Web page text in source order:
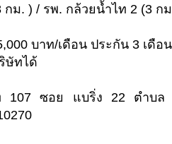
กม. ) / รพ. กล้วยน้ำไท 2 (3
บาท/เดือน ประกัน 3 เดือ
ษัทได้
ซอย แบริ่ง 22 ตำบล ส